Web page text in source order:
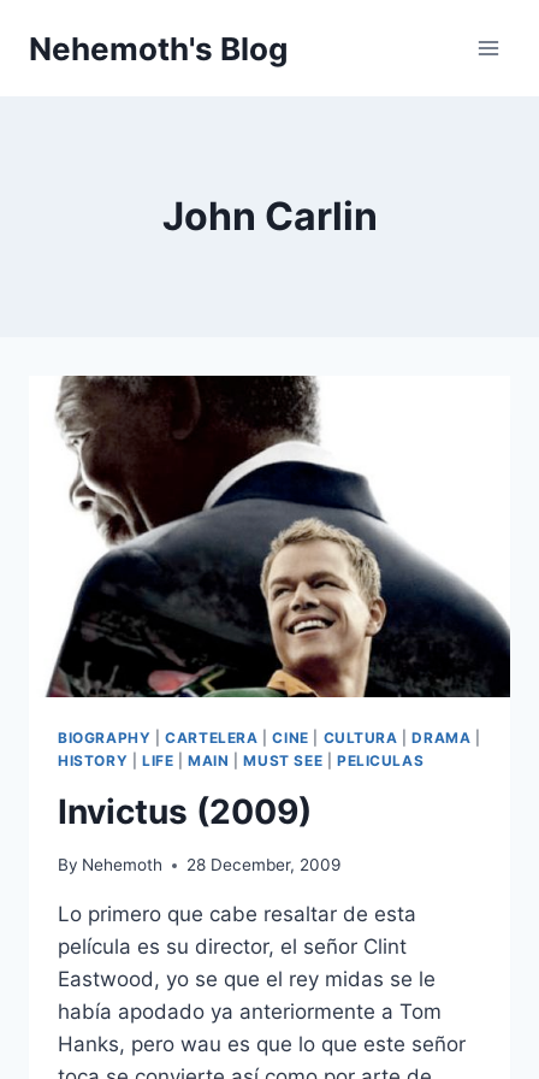
Nehemoth's Blog
John Carlin
BIOGRAPHY |CARTELERA |CINE CULTURA |DRAMA
HISTORY
LIFE |MAIN |MUST SEE PELICULAS
Invictus (2009)
By Nehemoth 28 December, 2009
Lo primero que cabe resaltar de esta
película es su director, el señor Clint
Eastwood, yo se que el rey midas se le
había apodado ya anteriormente a Tom
Hanks, pero wau es que lo que este señor